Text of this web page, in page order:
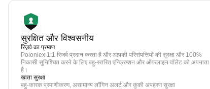
सुरक्षित और विश्वसनीय
रिज़र्व का प्रमाण
Poloniex 1:1 रिजर्व प्रदान करता है और आपकी परिसंपत्तियों की सुरक्षा और 100%
निकासी सुनिश्चित करने के लिए बहु-स्तरित एन्क्रिप्शन और ऑफ़लाइन वॉलेट को अपनाता
है।
खाता सुरक्षा
बहु-कारक प्रमाणीकरण, असामान्य लॉगिन अलर्ट और कुकी अपहरण सुरक्षा